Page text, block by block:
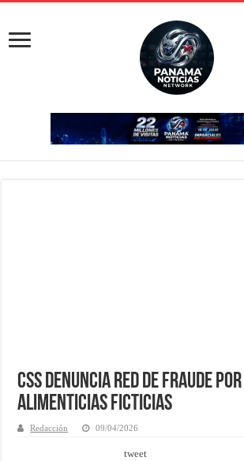
CSS denuncia red de fraude
alimenticias ficticias
Redacción 09/04/2026
tweet